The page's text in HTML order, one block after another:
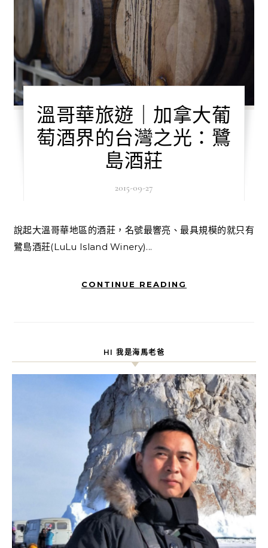
溫哥華旅遊｜加拿大葡
萄酒界的台灣之光：鷺
島酒莊
2015-09-27
說起大溫哥華地區的酒莊，名號最響亮、最具規模的就只有
鷺島酒莊(LuLu Island Winery)...
CONTINUE READING
HI 我是海馬老爸